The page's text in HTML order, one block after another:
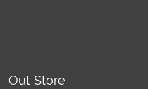
Out Store